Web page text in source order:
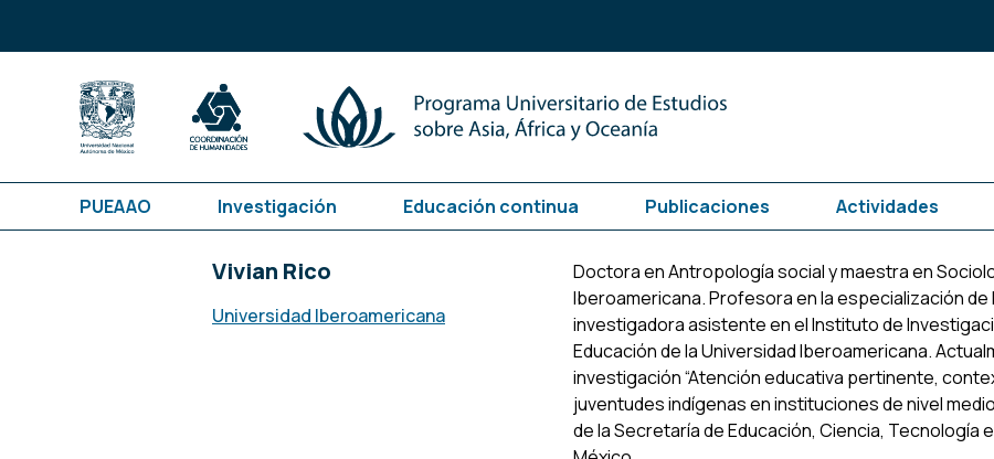
PUEAAO Investigación Educación continua Publicaciones Actividades
Vivian Rico
Universidad Iberoamericana
Doctora en Antropología social y maestra en
Iberoamericana. Profesora en la especialización de
investigadora asistente en el Instituto de
Educación de la Universidad Iberoamericana.
investigación “Atención educativa pertinente,
juventudes indígenas en instituciones de nivel
de la Secretaría de Educación, Ciencia, Tecnología